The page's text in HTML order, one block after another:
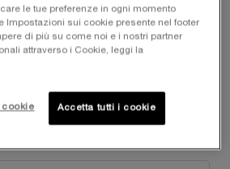
le tue preferenze in ogni momento
Impostazioni sui cookie presente nel footer
di più su come noi e i nostri partner
attraverso i Cookie, leggi la
cookie Accetta tutti i cookie